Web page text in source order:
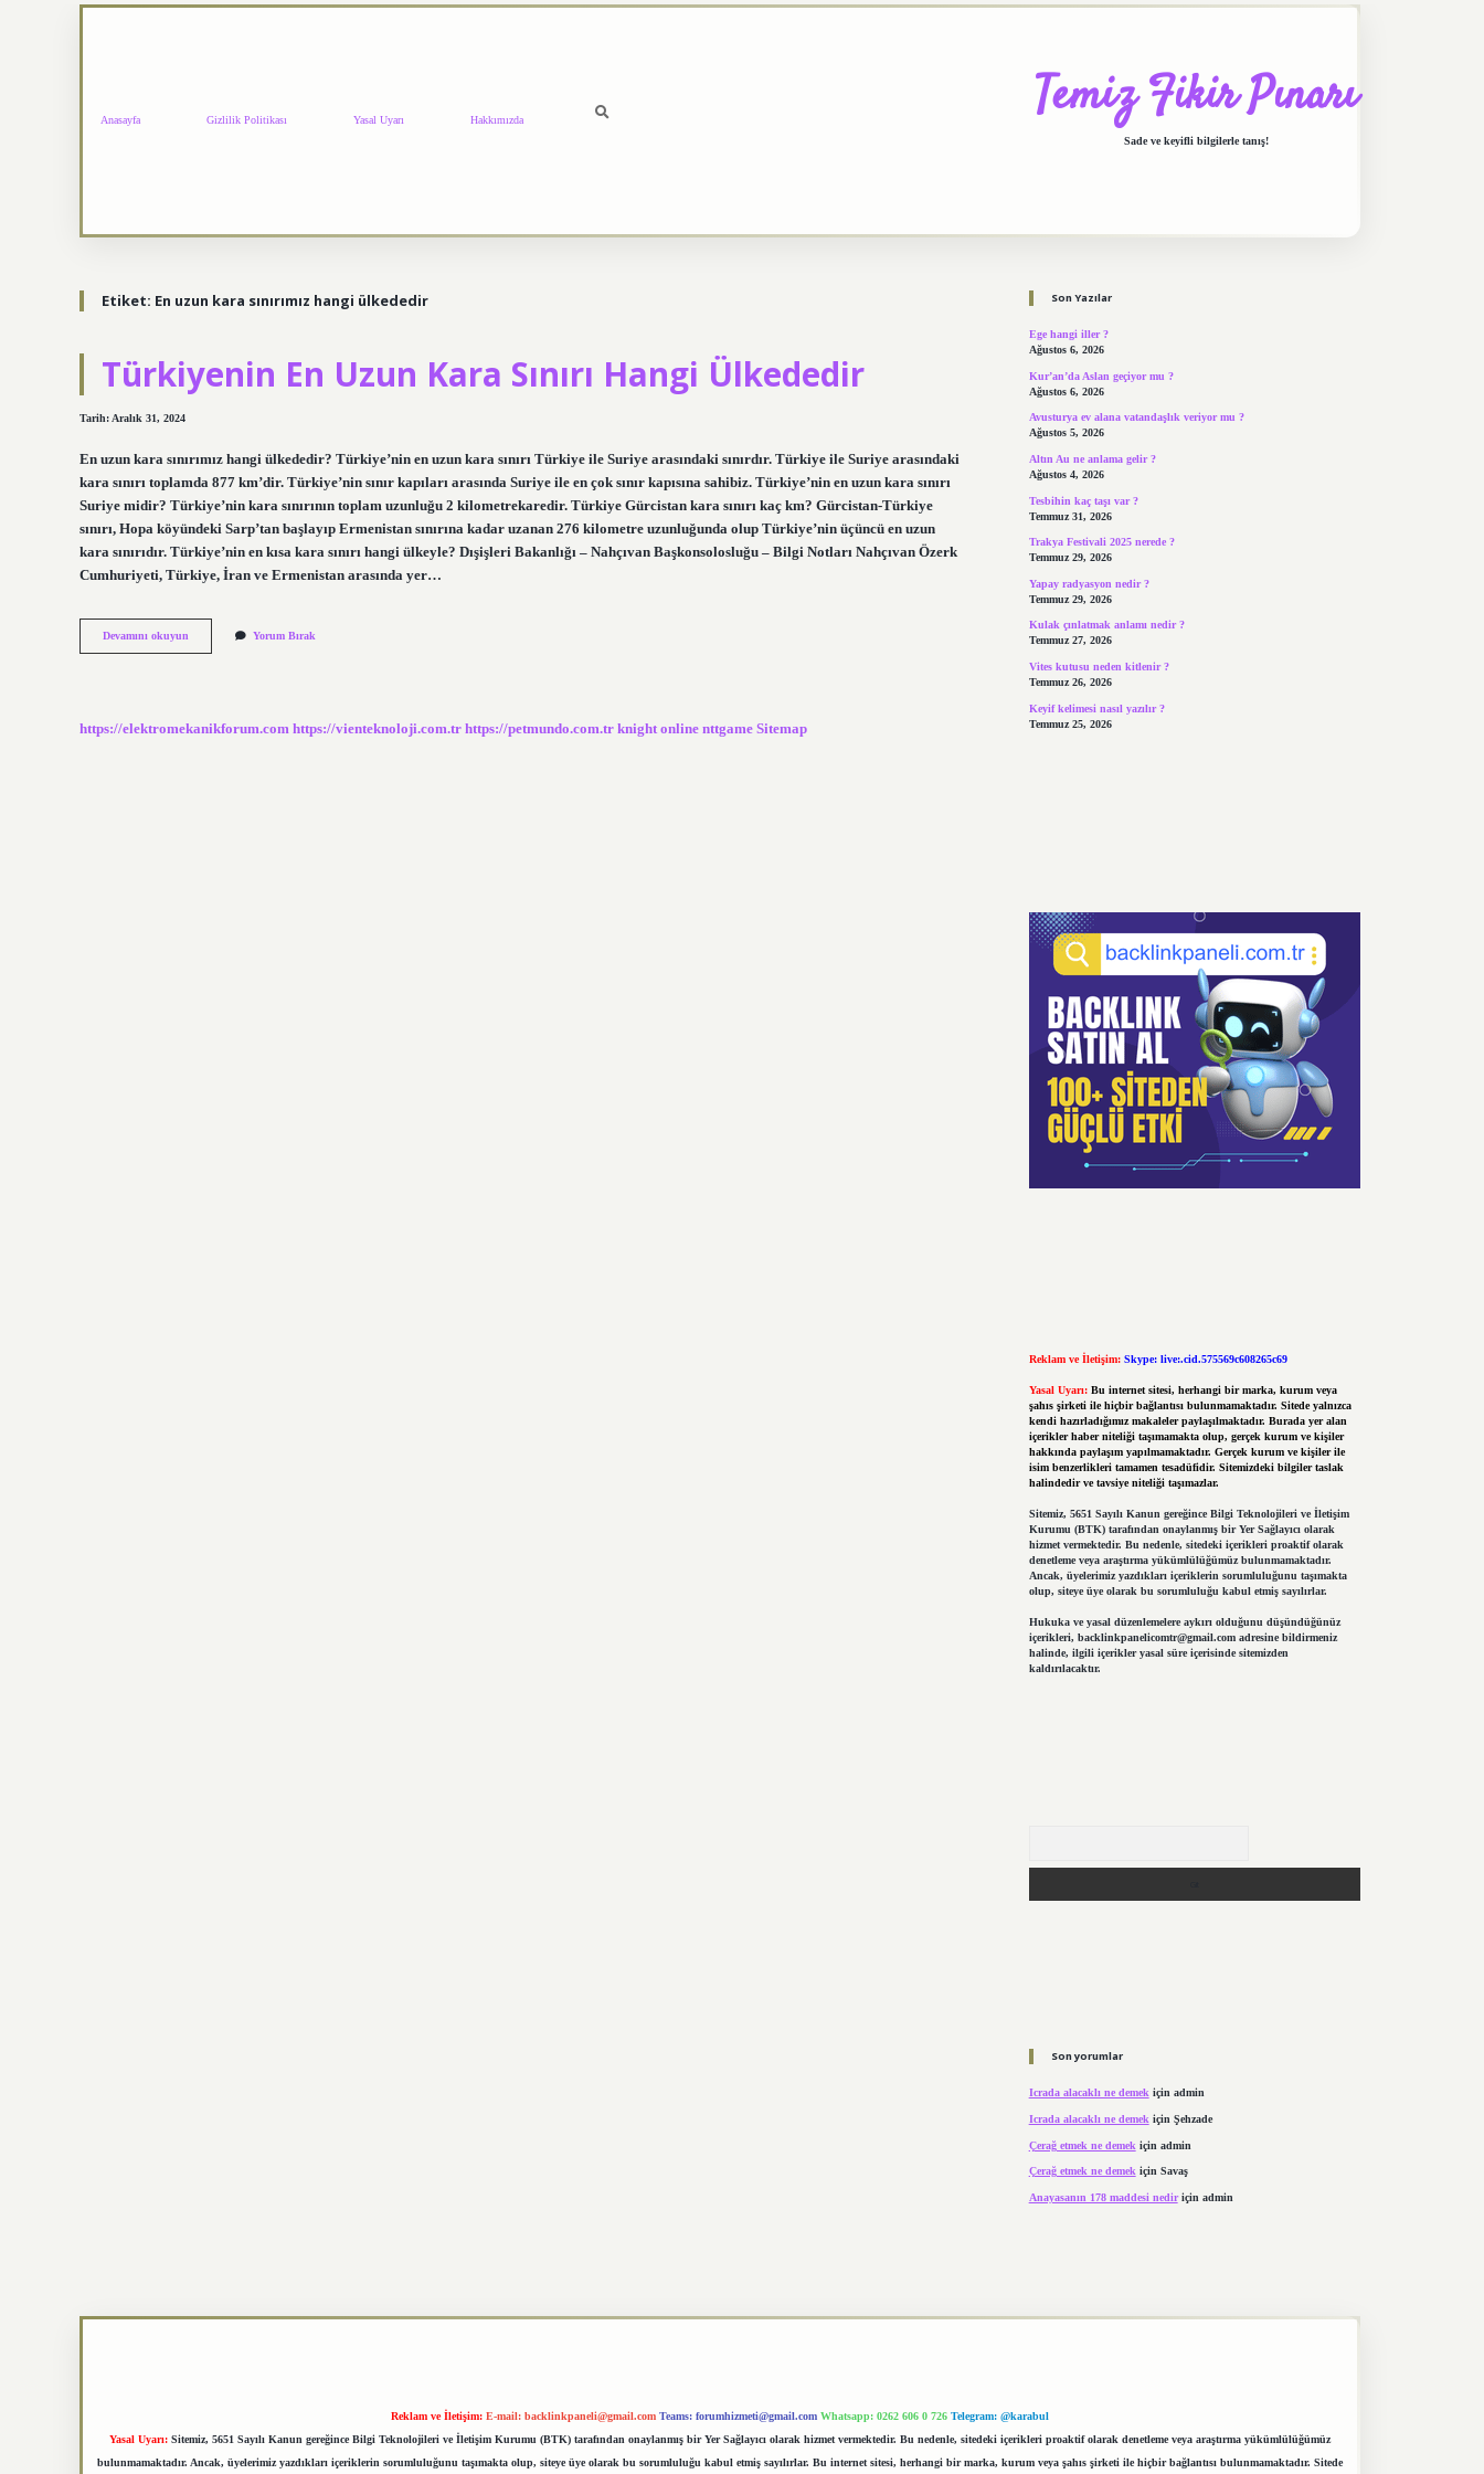
Anasayfa Gizlilik Politikası Yasal Uyarı Hakkımızda Temiz Fikir Pınarı
Sade ve keyifli bilgilerle tanış!
Etiket: En uzun kara sınırımız hangi ülkededir
Türkiyenin En Uzun Kara Sınırı Hangi Ülkededir
Tarih: Aralık 31, 2024
En uzun kara sınırımız hangi ülkededir? Türkiye’nin en uzun kara sınırı Türkiye ile Suriye arasındaki sınırdır. Türkiye ile Suriye arasındaki
kara sınırı toplamda 877 km’dir. Türkiye’nin sınır kapıları arasında Suriye ile en çok sınır kapısına sahibiz. Türkiye’nin en uzun kara sınırı
Suriye midir? Türkiye’nin kara sınırının toplam uzunluğu 2 kilometrekaredir. Türkiye Gürcistan kara sınırı kaç km? Gürcistan-Türkiye
sınırı, Hopa köyündeki Sarp’tan başlayıp Ermenistan sınırına kadar uzanan 276 kilometre uzunluğunda olup Türkiye’nin üçüncü en uzun
kara sınırıdır. Türkiye’nin en kısa kara sınırı hangi ülkeyle? Dışişleri Bakanlığı – Nahçıvan Başkonsolosluğu – Bilgi Notları Nahçıvan Özerk
Cumhuriyeti, Türkiye, İran ve Ermenistan arasında yer…
Devamını okuyun Türkiyenin
En
Ülkededir
Yorum Bırak
https://elektromekanikforum.com https://vienteknoloji.com.tr https://petmundo.com.tr knight online nttgame Sitemap
Son Yazılar
Ege hangi iller ?
Ağustos 6, 2026
Kur’an’da Aslan geçiyor mu ?
Ağustos 6, 2026
Avusturya ev alana vatandaşlık veriyor mu ?
Ağustos 5, 2026
Altın Au ne anlama gelir ?
Ağustos 4, 2026
Tesbihin kaç taşı var ?
Temmuz 31, 2026
Trakya Festivali 2025 nerede ?
Temmuz 29, 2026
Yapay radyasyon nedir ?
Temmuz 29, 2026
Kulak çınlatmak anlamı nedir ?
Temmuz 27, 2026
Vites kutusu neden kitlenir ?
Temmuz 26, 2026
Keyif kelimesi nasıl yazılır ?
Temmuz 25, 2026
Reklam ve İletişim: Skype: live:.cid.575569c608265c69
Yasal Uyarı: Bu internet sitesi, herhangi bir marka, kurum veya
şahıs şirketi ile hiçbir bağlantısı bulunmamaktadır. Sitede yalnızca
kendi hazırladığımız makaleler paylaşılmaktadır. Burada yer alan
içerikler haber niteliği taşımamakta olup, gerçek kurum ve kişiler
hakkında paylaşım yapılmamaktadır. Gerçek kurum ve kişiler ile
isim benzerlikleri tamamen tesadüfidir. Sitemizdeki bilgiler taslak
halindedir ve tavsiye niteliği taşımazlar.
Sitemiz, 5651 Sayılı Kanun gereğince Bilgi Teknolojileri ve İletişim
Kurumu (BTK) tarafından onaylanmış bir Yer Sağlayıcı olarak
hizmet vermektedir. Bu nedenle, sitedeki içerikleri proaktif olarak
denetleme veya araştırma yükümlülüğümüz bulunmamaktadır.
Ancak, üyelerimiz yazdıkları içeriklerin sorumluluğunu taşımakta
olup, siteye üye olarak bu sorumluluğu kabul etmiş sayılırlar.
Hukuka ve yasal düzenlemelere aykırı olduğunu düşündüğünüz
içerikleri, backlinkpanelicomtr@gmail.comadresine bildirmeniz
halinde, ilgili içerikler yasal süre içerisinde sitemizden
kaldırılacaktır.
Son yorumlar
Icrada alacaklı ne demekiçin admin
Icrada alacaklı ne demek için Şehzade
Çerağ etmek ne demek için admin
Çerağ etmek ne demek için Savaş
Anayasanın 178 maddesi nediriçin admin
Reklam ve İletişim: E-mail: backlinkpaneli@gmail.com Teams: forumhizmeti@gmail.com Whatsapp: 0262 606 0 726 Telegram: @karabul
Yasal Uyarı: Sitemiz, 5651 Sayılı Kanun gereğince Bilgi Teknolojileri ve İletişim Kurumu (BTK) tarafından onaylanmış bir Yer Sağlayıcı olarak hizmet vermektedir. Bu nedenle, sitedeki içerikleri proaktif olarak denetleme veya araştırma yükümlülüğümüz
bulunmamaktadır. Ancak, üyelerimiz yazdıkları içeriklerin sorumluluğunu taşımakta olup, siteye üye olarak bu sorumluluğu kabul etmiş sayılırlar. Bu internet sitesi, herhangi bir marka, kurum veya şahıs şirketi ile hiçbir bağlantısı bulunmamaktadır. Sitede